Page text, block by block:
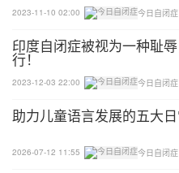
03
不成熟的社会行为
美琴近期每逢见到其他人
2023-11-10 02:00 今日自闭症
印度自闭症被视为一种耻
行！
2023-12-03 22:00 今日自闭症
助力儿童语言发展的五大
2026-07-12 11:55 今日自闭症